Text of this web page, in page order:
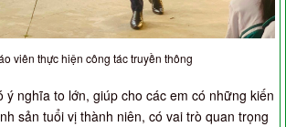
viên thực hiện công tác truyền thông
ý nghĩa to lớn, giúp cho các em có những kiến
sản tuổi vị thành niên, có vai trò quan trọng